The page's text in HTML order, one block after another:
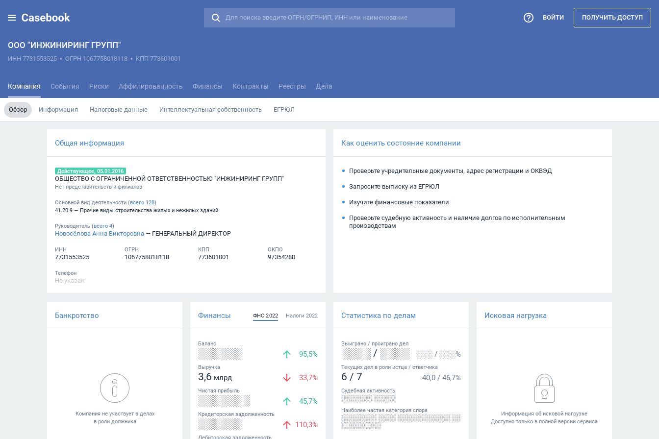
ООО "ИНЖИНИРИНГ ГРУПП"
ИНН 7731553525 • ОГРН 1067758018118 • КПП 773601001
Компания События Риски Аффилированность Финансы Контракты Реестры Дела
Обзор Информация Налоговые данные Интеллектуальная собственность ЕГРЮЛ
ВОЙТИ ПОЛУЧИТЬ ДОСТУП
Общая информация
Действующее, 05.01.2016
ОБЩЕСТВО С ОГРАНИЧЕННОЙ ОТВЕТСТВЕННОСТЬЮ "ИНЖИНИРИНГ ГРУПП"
Нет представительств и филиалов
Основной вид деятельности (всего 128)
41.20.9 — Прочие виды строительства жилых и нежилых зданий
Руководитель (всего 4)
Новосёлова Анна Викторовна — ГЕНЕРАЛЬНЫЙ ДИРЕКТОР
ИНН
7731553525
ОГРН
1067758018118
КПП
773601001
ОКПО
97354288
Телефон
Не указан
Как оценить состояние компании
Проверьте учредительные документы, адрес регистрации и ОКВЭД
Запросите выписку из ЕГРЮЛ
Изучите финансовые показатели
Проверьте судебную активность и наличие долгов по исполнительным
производствам
Банкротство Финансы ФНС 2022 Налоги 2022
Баланс
░░░░░░ 95,5%
Выручка
3,6 млрд 33,7%
Чистая прибыль
░░░░░░░ 45,7%
Кредиторская задолженность
░░░░░░ 110,3%
Дебиторская задолженность
Статистика по делам
Выиграно / проиграно дел
░░░░ / ░░░░ ░░░ / ░░░%
Текущих дел в роли истца / ответчика
6 / 7 40,0 / 46,7%
Судебная активность
░░░░░░░ ░░░░░
Наиболее частая категория спора
░░░░░░░░ ░░░░ ░░░░░░░░░░░░ ░░
░░░░░░░░░
Исковая нагрузка